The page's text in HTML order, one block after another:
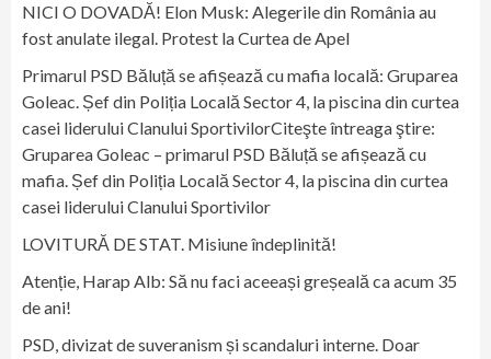
NICI O DOVADĂ! Elon Musk: Alegerile din România au
fost anulate ilegal. Protest la Curtea de Apel
Primarul PSD Băluță se afișează cu mafia locală: Gruparea
Goleac. Șef din Poliția Locală Sector 4, la piscina din curtea
casei liderului Clanului SportivilorCiteşte întreaga ştire:
Gruparea Goleac – primarul PSD Băluță se afișează cu
mafia. Șef din Poliția Locală Sector 4, la piscina din curtea
casei liderului Clanului Sportivilor
LOVITURĂ DE STAT. Misiune îndeplinită!
Atenție, Harap Alb: Să nu faci aceeași greșeală ca acum 35
de ani!
PSD, divizat de suveranism și scandaluri interne. Doar